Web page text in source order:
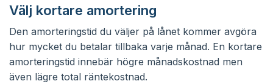
Välj kortare amortering
Den amorteringstid du väljer på lånet kommer avgöra
hur mycket du betalar tillbaka varje månad. En kortare
amorteringstid innebär högre månadskostnad men
även lägre total räntekostnad.